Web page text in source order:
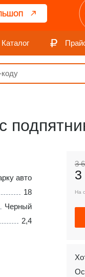
Каталог
авто
18
Черный
2,4
3
3
На